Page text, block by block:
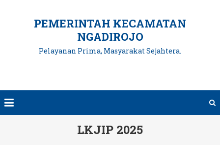
PEMERINTAH KECAMATAN
NGADIROJO
Pelayanan Prima, Masyarakat Sejahtera.
LKJIP 2025